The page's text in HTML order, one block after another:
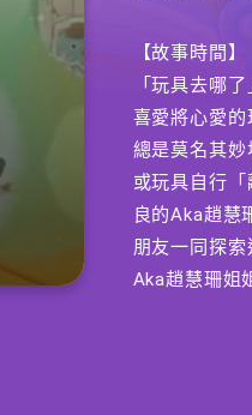
【故事時間
「玩具去哪
喜愛將心愛
總是莫名其
或玩具自行
良的Aka趙慧
朋友一同探索
Aka趙慧珊姐